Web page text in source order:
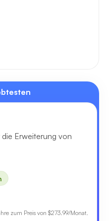
Erweiterung von
zum Preis von $273.99/Monat.